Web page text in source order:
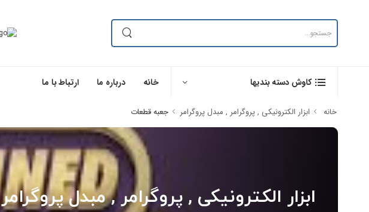
کاوش دسته بندیها خانه درباره ما ارتباط با ما
خانه ابزار الکترونیکی , پروگرامر , مبدل پروگرامر جعبه قطعات
ابزار الکترونیکی , پروگرامر , مبدل پروگرامر